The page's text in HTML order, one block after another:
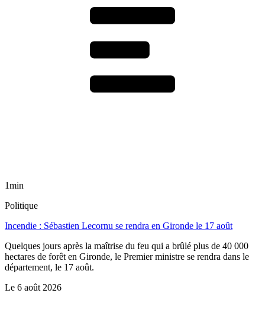
1min
Politique
Incendie : Sébastien Lecornu se rendra en Gironde le 17 août
Quelques jours après la maîtrise du feu qui a brûlé plus de 40 000
hectares de forêt en Gironde, le Premier ministre se rendra dans le
département, le 17 août.
Le 6 août 2026